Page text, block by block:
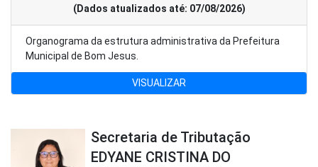
(Dados atualizados até: 07/08/2026)
Organograma da estrutura administrativa da Prefeitura
Municipal de Bom Jesus.
VISUALIZAR
Secretaria de Tributação
EDYANE CRISTINA DO